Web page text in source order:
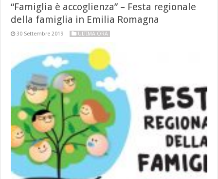
“Famiglia è accoglienza” – Festa regionale
della famiglia in Emilia Romagna
30 Settembre 2019 ULTIMA ORA